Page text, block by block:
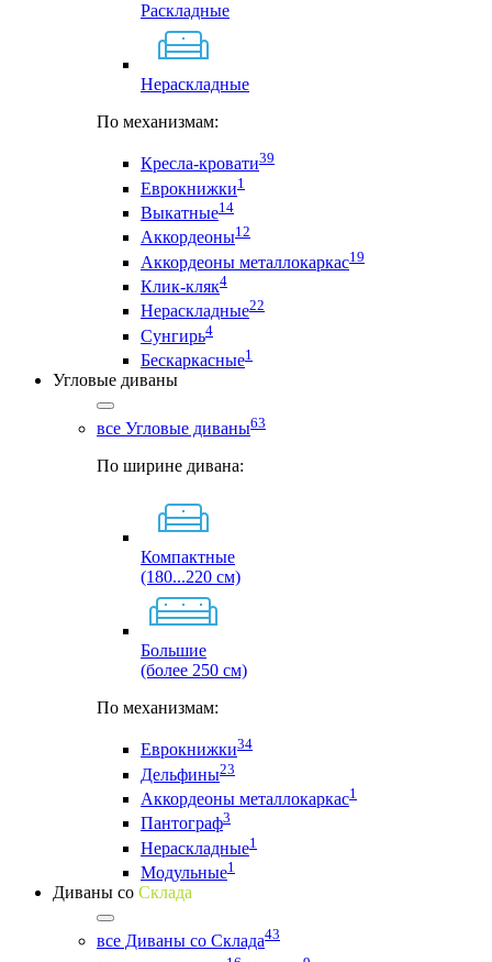
Раскладные
Нераскладные
По механизмам:
Кресла-кровати39
Еврокнижки1
Выкатные14
Аккордеоны12
Аккордеоны металлокаркас19
Клик-кляк4
Нераскладные22
Сунгирь4
Бескаркасные1
Угловые диваны
все Угловые диваны63
По ширине дивана:
Компактные
(180...220 см)
Большие
(более 250 см)
По механизмам:
Еврокнижки34
Дельфины23
Аккордеоны металлокаркас1
Пантограф3
Нераскладные1
Модульные1
Диваны со Склада
все Диваны со Склада43